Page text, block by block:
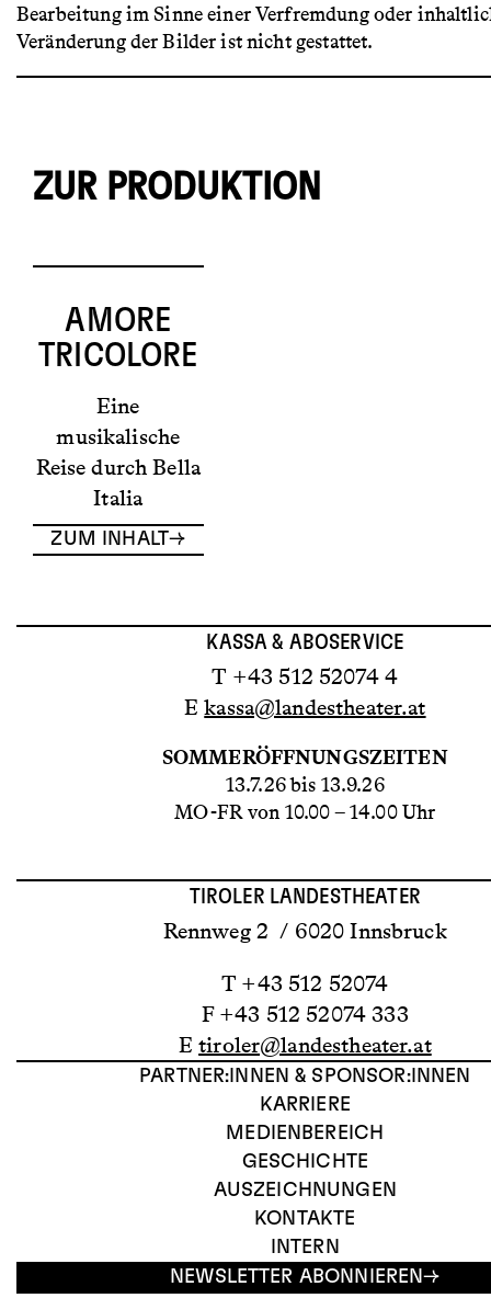
Bearbeitung im Sinne einer Verfremdung oder
Veränderung der Bilder ist nicht gestattet.
ZUR PRODUKTION
AMORE
TRICOLORE
Eine
musikalische
Reise durch Bella
Italia
ZUM INHALT
KASSA & ABOSERVICE
T +43 512 52074 4
Ekassa@landestheater.at
SOMMERÖFFNUNGSZEITEN
13.7.26 bis 13.9.26
MO-FR von 10.00 – 14.00 Uhr
TIROLER LANDESTHEATER
Rennweg 2 / 6020 Innsbruck
T +43 512 52074
F +43 512 52074 333
Etiroler@landestheater.at
PARTNER:INNEN & SPONSOR:INNEN
KARRIERE
MEDIENBEREICH
GESCHICHTE
AUSZEICHNUNGEN
KONTAKTE
INTERN
NEWSLETTER ABONNIEREN